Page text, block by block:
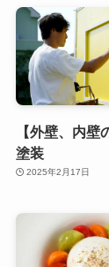
【外壁、内壁
塗装
2025年2月17日